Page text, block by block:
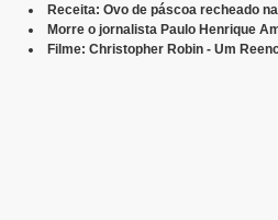
Receita: Ovo de páscoa recheado
Morre o jornalista Paulo Henrique
Filme: Christopher Robin - Um